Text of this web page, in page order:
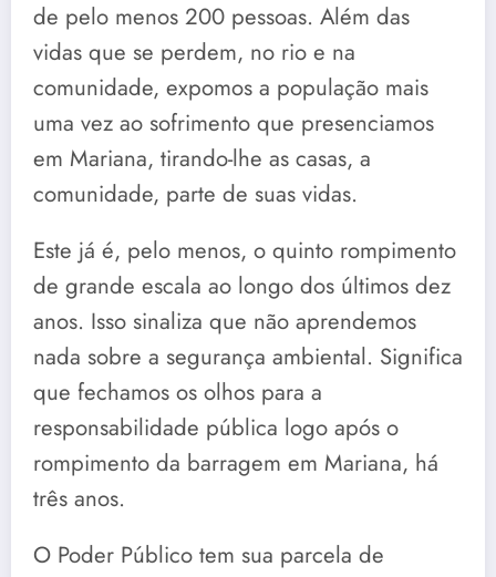
de pelo menos 200 pessoas. Além das
vidas que se perdem, no rio e na
comunidade, expomos a população mais
uma vez ao sofrimento que presenciamos
em Mariana, tirando-lhe as casas, a
comunidade, parte de suas vidas.
Este já é, pelo menos, o quinto rompimento
de grande escala ao longo dos últimos dez
anos. Isso sinaliza que não aprendemos
nada sobre a segurança ambiental. Significa
que fechamos os olhos para a
responsabilidade pública logo após o
rompimento da barragem em Mariana, há
três anos.
O Poder Público tem sua parcela de